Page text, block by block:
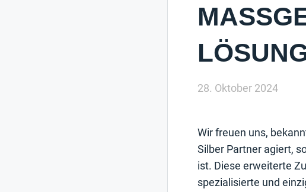
28. Oktober 2024
Wir freuen uns,
Silber Partner agiert,
ist. Diese erweiterte
spezialisierte und